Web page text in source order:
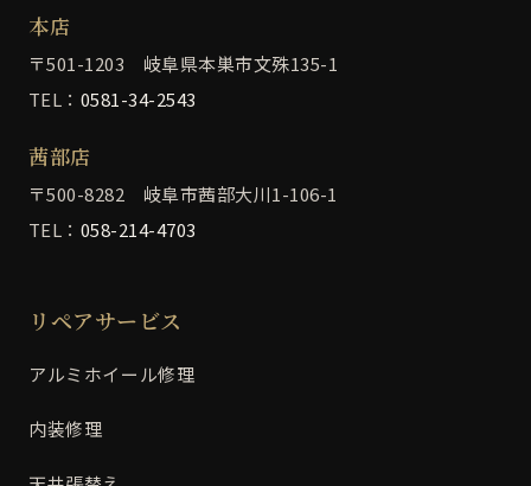
本店
〒501-1203 岐阜県本巣市文殊135-1
TEL： 0581-34-2543
茜部店
〒500-8282 岐阜市茜部大川1-106-1
TEL： 058-214-4703
リペアサービス
アルミホイール修理
内装修理